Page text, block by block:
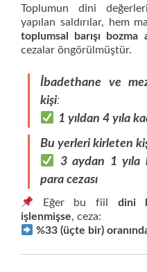
Toplumun dini
yapılan saldırılar, hem
toplumsal barışı bozma
cezalar öngörülmüştür.
İbadethane ve
kişi:
1 yıldan 4 yıla
Bu yerleri kirleten
3 aydan 1 yıla
para cezası
Eğer bu fiil dini
işlenmişse, ceza:
%33 (üçte bir) oranında